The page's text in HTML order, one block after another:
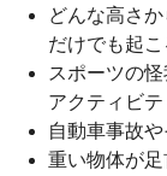
どんな高さ
だけでも起こ
スポーツの
アクティビテ
自動車事故
重い物体が